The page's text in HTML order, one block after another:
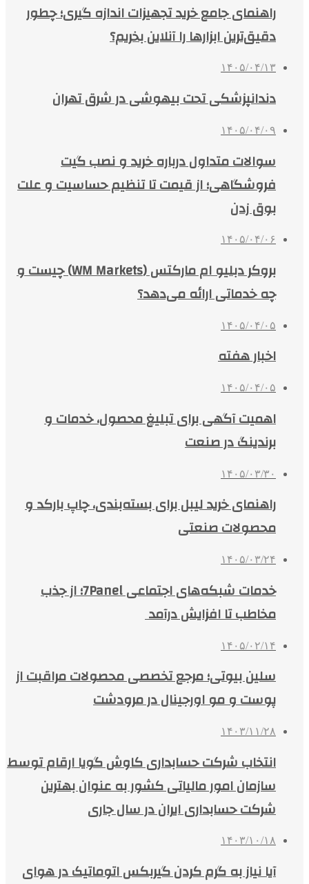
راهنمای جامع خرید تجهیزات اندازه گیری؛ چطور
دقیق‌ترین ابزارها را آنلاین بخریم؟
۱۴۰۵/۰۴/۱۳
دندانپزشکی تحت بیهوشی در شرق تهران
۱۴۰۵/۰۴/۰۹
سوالات متداول درباره خرید و نصب گیت
فروشگاهی؛ از قیمت تا تنظیم حساسیت و علت
بوق زدن
۱۴۰۵/۰۴/۰۶
بروکر دبلیو ام مارکتس (WM Markets) چیست و
چه خدماتی ارائه می‌دهد؟
۱۴۰۵/۰۴/۰۵
اخبار هفته
۱۴۰۵/۰۴/۰۵
اهمیت آگهی برای تبلیغ محصول، خدمات و
برندینگ در صنعت
۱۴۰۵/۰۳/۳۰
راهنمای خرید لیبل برای بسته‌بندی، چاپ بارکد و
محصولات صنعتی
۱۴۰۵/۰۳/۲۴
خدمات شبکه‌های اجتماعی 7Panel؛ از جذب
مخاطب تا افزایش درآمد
۱۴۰۵/۰۲/۱۴
سلین بیوتی؛ مرجع تخصصی محصولات مراقبت از
پوست و مو اورجینال در مرودشت
۱۴۰۳/۱۱/۲۸
انتخاب شرکت حسابداری کاوش گویا ارقام توسط
سازمان امور مالیاتی کشور به عنوان بهترین
شرکت حسابداری ایران در سال جاری
۱۴۰۳/۱۰/۱۸
آیا نیاز به گرم کردن گیربکس اتوماتیک در هوای